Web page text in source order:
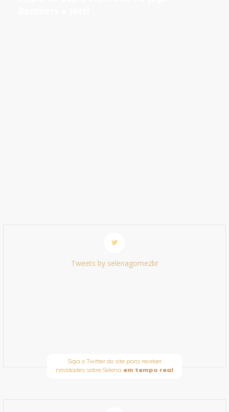
Tweets by selenagomezbr
Siga o Twitter do site para receber
novidades sobre Selena em tempo real